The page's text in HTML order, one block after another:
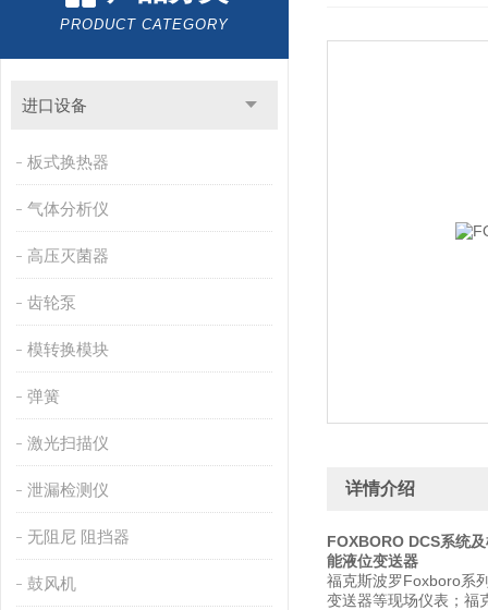
PRODUCT CATEGORY
进口设备
板式换热器
气体分析仪
高压灭菌器
齿轮泵
模转换模块
弹簧
激光扫描仪
泄漏检测仪
无阻尼 阻挡器
鼓风机
详情介绍
FOXBORO DCS系统
能液位变送器
福克斯波罗Foxboro系
变送器等现场仪表；福